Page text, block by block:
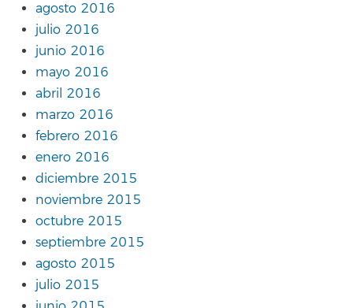
agosto 2016
julio 2016
junio 2016
mayo 2016
abril 2016
marzo 2016
febrero 2016
enero 2016
diciembre 2015
noviembre 2015
octubre 2015
septiembre 2015
agosto 2015
julio 2015